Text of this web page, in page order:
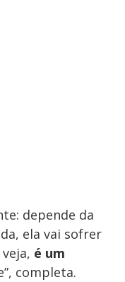
depende da
ela vai sofrer
é um
completa.